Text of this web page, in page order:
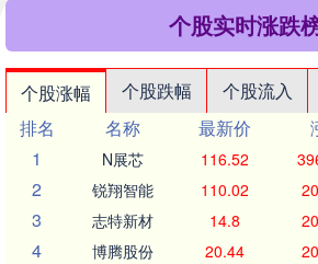
个股实时涨跌
个股涨幅 个股跌幅 个股流入
排名
名称 最新价
1
N展芯 116.52
2 锐翔智能 110.02
3 志特新材 14.8
4 博腾股份 20.44